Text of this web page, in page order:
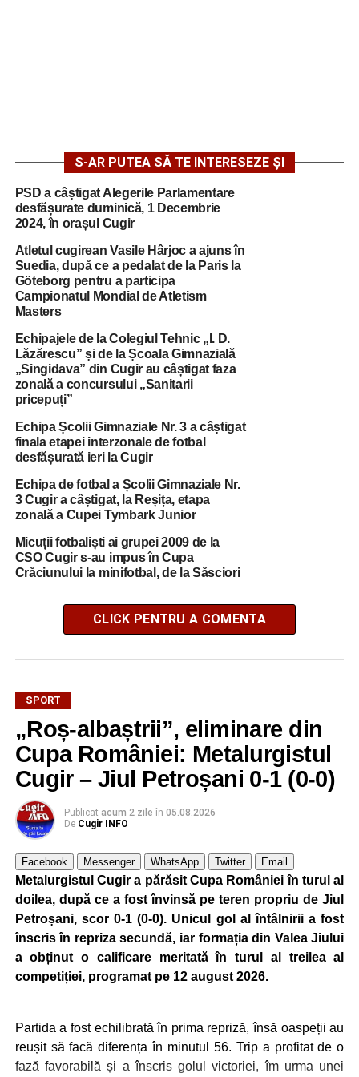
S-AR PUTEA SĂ TE INTERESEZE ȘI
PSD a câștigat Alegerile Parlamentare
desfășurate duminică, 1 Decembrie
2024, în orașul Cugir
Atletul cugirean Vasile Hârjoc a ajuns în
Suedia, după ce a pedalat de la Paris la
Göteborg pentru a participa
Campionatul Mondial de Atletism
Masters
Echipajele de la Colegiul Tehnic „I. D.
Lăzărescu” și de la Școala Gimnazială
„Singidava” din Cugir au câștigat faza
zonală a concursului „Sanitarii
pricepuți”
Echipa Școlii Gimnaziale Nr. 3 a câștigat
finala etapei interzonale de fotbal
desfășurată ieri la Cugir
Echipa de fotbal a Școlii Gimnaziale Nr.
3 Cugir a câștigat, la Reșița, etapa
zonală a Cupei Tymbark Junior
Micuții fotbaliști ai grupei 2009 de la
CSO Cugir s-au impus în Cupa
Crăciunului la minifotbal, de la Săsciori
CLICK PENTRU A COMENTA
SPORT
„Roș-albaștrii”, eliminare din
Cupa României: Metalurgistul
Cugir – Jiul Petroșani 0-1 (0-0)
Publicat acum 2 zile în 05.08.2026
De Cugir INFO
Facebook Messenger WhatsApp Twitter Email
Metalurgistul Cugir a părăsit Cupa României în turul al
doilea, după ce a fost învinsă pe teren propriu de Jiul
Petroșani, scor 0-1 (0-0). Unicul gol al întâlnirii a fost
înscris în repriza secundă, iar formația din Valea Jiului
a obținut o calificare meritată în turul al treilea al
competiției, programat pe 12 august 2026.
Partida a fost echilibrată în prima repriză, însă oaspeții au
reușit să facă diferența în minutul 56. Trip a profitat de o
fază favorabilă și a înscris golul victoriei, îm urma unei